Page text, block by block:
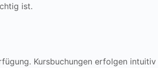
ist.
Kursbuchungen erfolgen